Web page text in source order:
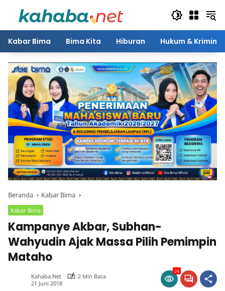
Kabar Bima Bima Kita Hiburan Hukum & Kriminal
Beranda Kabar Bima
Kabar Bima
Kampanye Akbar, Subhan-
Wahyudin Ajak Massa Pilih Pemimpin
Mataho
Kahaba.net
2 Min Baca
21 Juni 2018
24